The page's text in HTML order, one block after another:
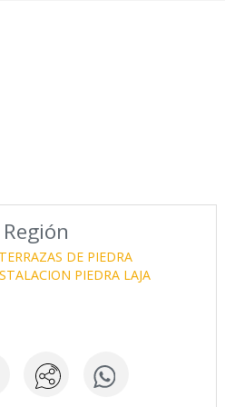
TERRAZAS DE PIEDRA
PIEDRA LAJA